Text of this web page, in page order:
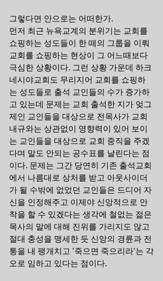
그렇다면 안으로는 어떠한가.
먼저 최근 뉴욕교계의 분위기는 교회를
쇼핑하는 성도들이 한 떼의 그룹을 이뤄
교회를 쇼핑하는 현상이 그 어느때보다
극심한 상황이다. 그런 상황 가운데 하크
네시야교회도 무리지어 교회를 쇼핑하
는 성도들로 출석 교인들의 수가 증가하
고 있는데 문제는 교회 출석한 지가 엊그
제인 교인들을 대상으로 전목사가 교회
내규와는 상관없이 영향력이 있어 보이
는 교인들을 대상으로 교회 중직을 주겠
다며 말도 안되는 공수표를 날린다는 점
이다. 문제는 그간 당연히 기존 출석교회
에서 나름대로 상처를 받고 아웃사이더
가 될 수밖에 없었던 교인들은 드디어 자
신을 인정해주고 이제야 신앙적으로 안
착을 할 수 있겠다는 생각에 철없는 젊은
목사의 말에 대해 진위를 가리지도 않고
절대 충성을 맹세한 듯 신앙의 경륜과 전
통을 내 팽개치고 '죽으면 죽으리라'는 각
오로 임하고 있다는 점이다.